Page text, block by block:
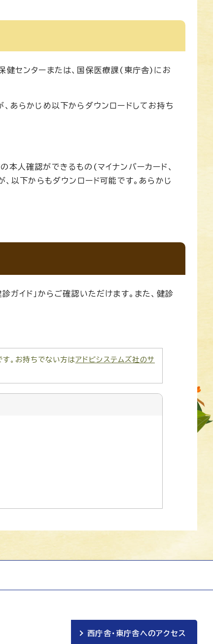
健センターまたは、国保医療課(東庁舎)にお
あらかじめ以下からダウンロードしてお持ち
人確認ができるもの(マイナンバーカード、
以下からもダウンロード可能です。あらかじ
イド」からご確認いただけます。また、健診
。お持ちでない方はアドビシステムズ社のサ
西庁舎・東庁舎へのアクセス